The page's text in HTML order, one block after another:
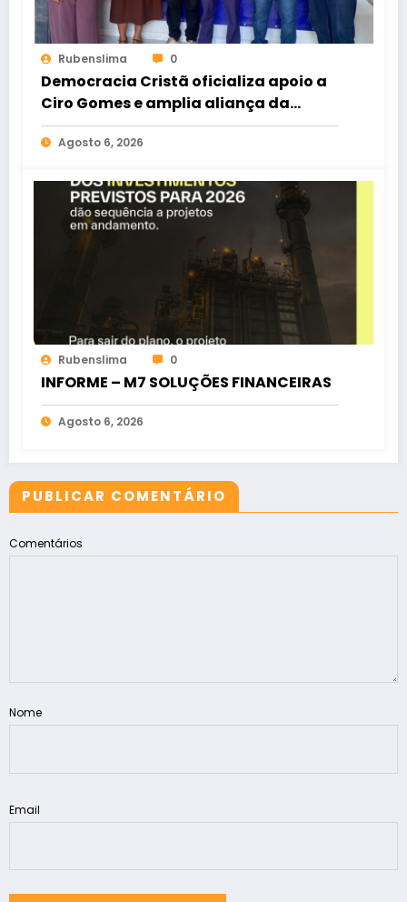
Rubenslima 0
Democracia Cristã oficializa apoio a
Ciro Gomes e amplia aliança da
oposição no Ceará
Agosto 6, 2026
Rubenslima 0
INFORME – M7 SOLUÇÕES FINANCEIRAS
Agosto 6, 2026
PUBLICAR COMENTÁRIO
Comentários
Nome
Email